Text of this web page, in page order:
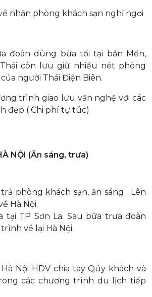
nhận phòng khách sạn nghỉ ngơi
đoàn dùng bữa tối tại bản Mển,
còn lưu giữ nhiều nét phòng
người Thái Điện Biên.
trình giao lưu văn nghệ với các
đẹp ( Chi phí tự túc)
NỘI (Ăn sáng, trưa)
phòng khách sạn, ăn sáng . Lên
Hà Nội.
tại TP Sơn La. Sau bữa trưa đoàn
về lại Hà Nội.
Nội HDV chia tay Qúy khách và
các chương trình du lịch tiếp